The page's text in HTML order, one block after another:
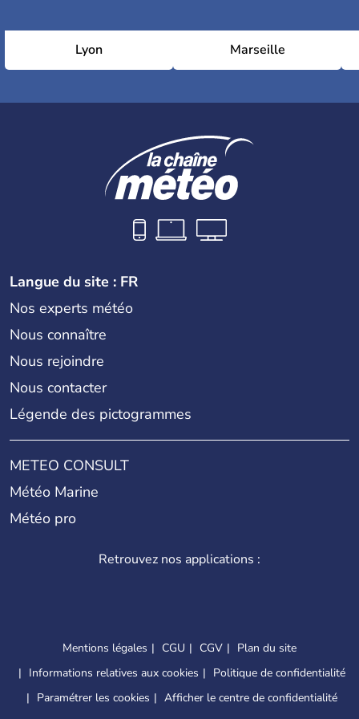
Lyon Marseille
Langue du site : FR
Nos experts météo
Nous connaître
Nous rejoindre
Nous contacter
Légende des pictogrammes
METEO CONSULT
Météo Marine
Météo pro
Retrouvez nos applications :
Mentions légales CGU CGV
Plan du site
Informations relatives aux cookies
Politique de confidentialité
Paramétrer les cookies
Afficher le centre de confidentialité